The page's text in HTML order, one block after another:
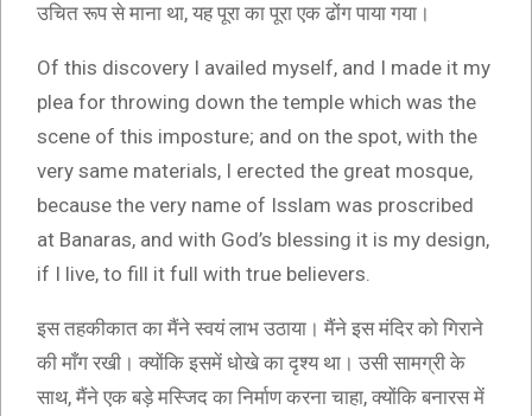
उचित रूप से माना था, यह पूरा का पूरा एक ढोंग पाया गया।
Of this discovery I availed myself, and I made it my
plea for throwing down the temple which was the
scene of this imposture; and on the spot, with the
very same materials, I erected the great mosque,
because the very name of Isslam was proscribed
at Banaras, and with God’s blessing it is my design,
if I live, to fill it full with true believers.
इस तहकीकात का मैंने स्वयं लाभ उठाया। मैंने इस मंदिर को गिराने
की माँग रखी। क्योंकि इसमें धोखे का दृश्य था। उसी सामग्री के
साथ, मैंने एक बड़े मस्जिद का निर्माण करना चाहा, क्योंकि बनारस में